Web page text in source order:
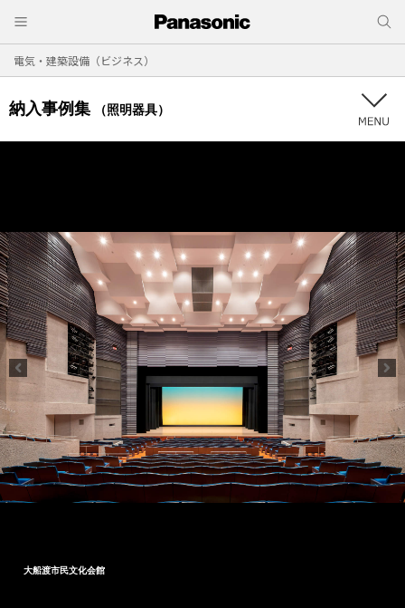
電気・建築設備（ビジネス）
納入事例集 （照明器具）
大船渡市民文化会館